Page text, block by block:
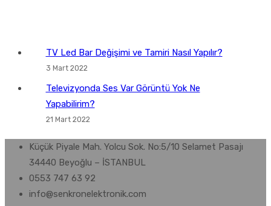
TV Led Bar Değişimi ve Tamiri Nasıl Yapılır?
3 Mart 2022
Televizyonda Ses Var Görüntü Yok Ne
Yapabilirim?
21 Mart 2022
Küçük Piyale Mah. Yolcu Sok. No:5/10 Selamet Pasajı
34440 Beyoğlu – İSTANBUL
0553 747 63 92
info@senkronelektronik.com